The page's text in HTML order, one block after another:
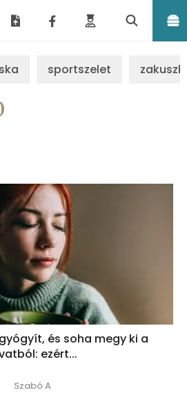
sportszelet
és soha megy ki a
ezért...
Szabó A